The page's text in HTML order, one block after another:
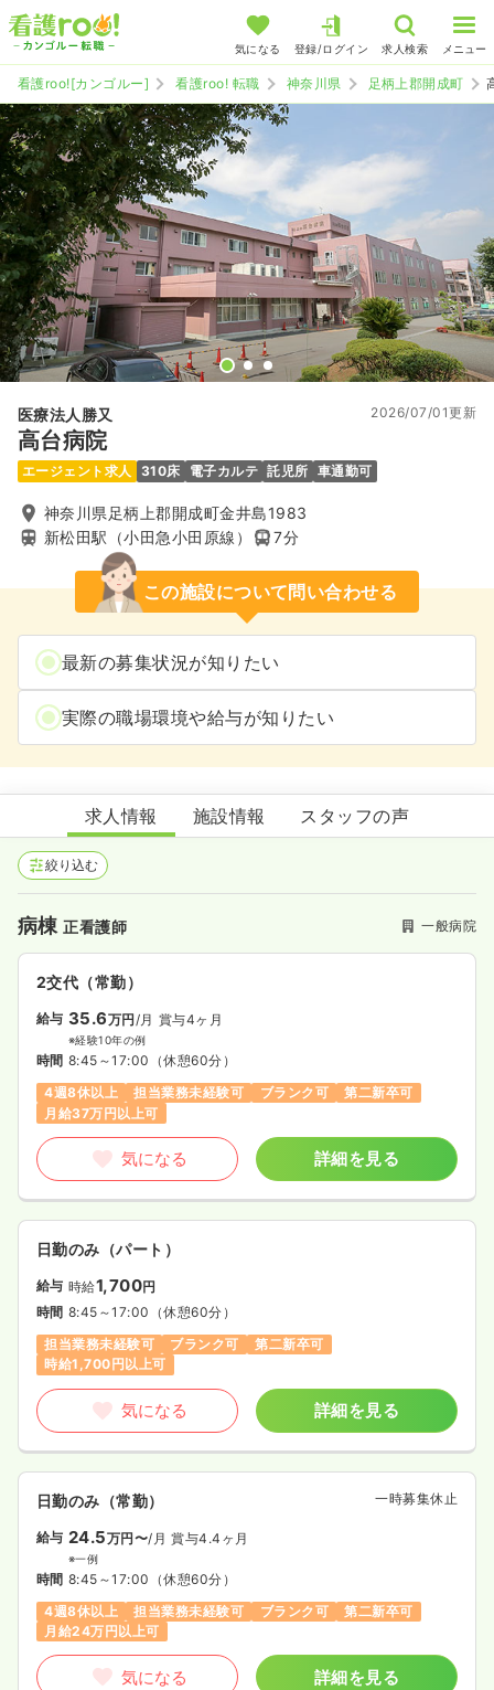
気になる 登録/ログイン 求人検索 メニュー
看護roo![カンゴルー] 看護roo! 転職 神奈川県 足柄上郡開成町
医療法人勝又
高台病院
2026/07/01更新
エージェント求人 310床 電子カルテ 託児所 車通勤可
神奈川県足柄上郡開成町金井島1983
新松田駅（小田急小田原線）
7分
この施設について問い合わせる
最新の募集状況が知りたい
実際の職場環境や給与が知りたい
高台病院
求人情報 施設情報 スタッフの声
絞り込む
病棟正看護師 一般病院
2交代（常勤）
給与 35.6万円/月 賞与4ヶ月
※経験10年の例
時間 8:45～17:00 （休憩60分）
4週8休以上
担当業務未経験可 ブランク可
第二新卒可
月給37万円以上可
気になる 詳細を見る
日勤のみ（パート）
給与 時給1,700円
時間 8:45～17:00 （休憩60分）
担当業務未経験可
ブランク可
第二新卒可
時給1,700円以上可
気になる 詳細を見る
日勤のみ（常勤） 一時募集休止
給与 24.5万円〜/月 賞与4.4ヶ月
※一例
時間 8:45～17:00 （休憩60分）
4週8休以上
担当業務未経験可 ブランク可
第二新卒可
月給24万円以上可
気になる 詳細を見る